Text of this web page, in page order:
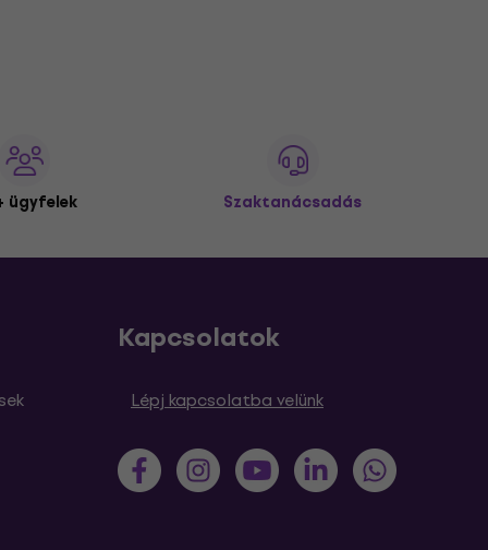
ügyfelek Szaktanácsadás
Kapcsolatok
Lépj kapcsolatba velünk